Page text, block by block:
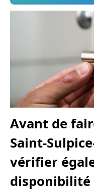
Avant de
Saint-
vérifier